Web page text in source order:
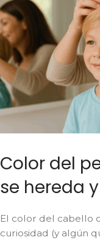
Color del
se hereda
El color del cabello
curiosidad (y algún